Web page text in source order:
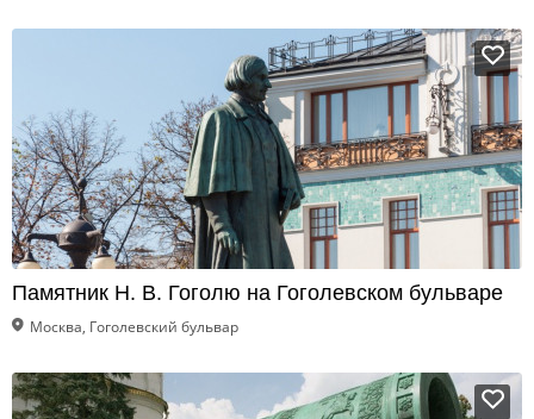
Памятник Н. В. Гоголю на Гоголевском бульваре
Москва, Гоголевский бульвар